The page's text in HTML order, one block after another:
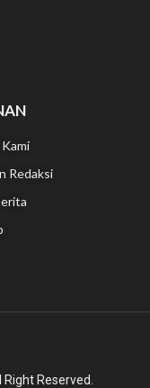
Redaksi
Right Reserved.